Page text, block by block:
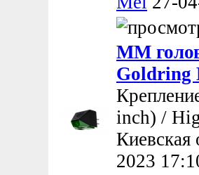
MM
Goldring
inch) /
Киевская
2023